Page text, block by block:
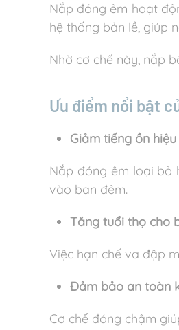
Nắp đóng êm hoạt
hệ thống bản lề, giúp
Nhờ cơ chế này, nắp
Ưu điểm nổi bật
Giảm tiếng ồn
Nắp đóng êm loại bỏ
vào ban đêm.
Tăng tuổi thọ cho
Việc hạn chế va đập
Đảm bảo an toàn
Cơ chế đóng chậm